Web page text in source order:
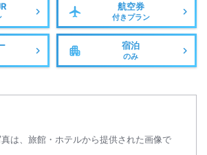
航空券
付きプラン
宿泊
のみ
は、旅館・ホテルから提供された画像で